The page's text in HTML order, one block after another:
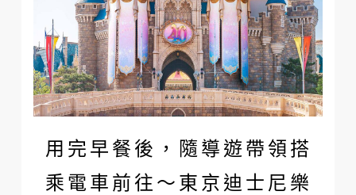
用完早餐後，隨導遊帶領搭
乘電車前往～東京迪士尼樂